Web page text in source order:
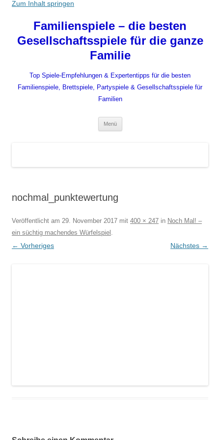
Zum Inhalt springen
Familienspiele – die besten
Gesellschaftsspiele für die ganze
Familie
Top Spiele-Empfehlungen & Expertentipps für die besten
Familienspiele, Brettspiele, Partyspiele & Gesellschaftsspiele für
Familien
Menü
nochmal_punktewertung
Veröffentlicht am 29. November 2017 mit 400 × 247 in Noch Mal! –
ein süchtig machendes Würfelspiel .
← Vorheriges Nächstes →